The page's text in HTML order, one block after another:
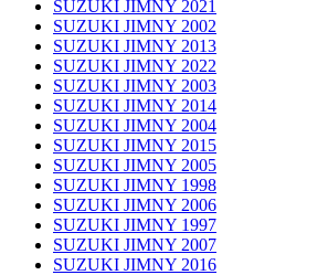
SUZUKI JIMNY 2021
SUZUKI JIMNY 2002
SUZUKI JIMNY 2013
SUZUKI JIMNY 2022
SUZUKI JIMNY 2003
SUZUKI JIMNY 2014
SUZUKI JIMNY 2004
SUZUKI JIMNY 2015
SUZUKI JIMNY 2005
SUZUKI JIMNY 1998
SUZUKI JIMNY 2006
SUZUKI JIMNY 1997
SUZUKI JIMNY 2007
SUZUKI JIMNY 2016